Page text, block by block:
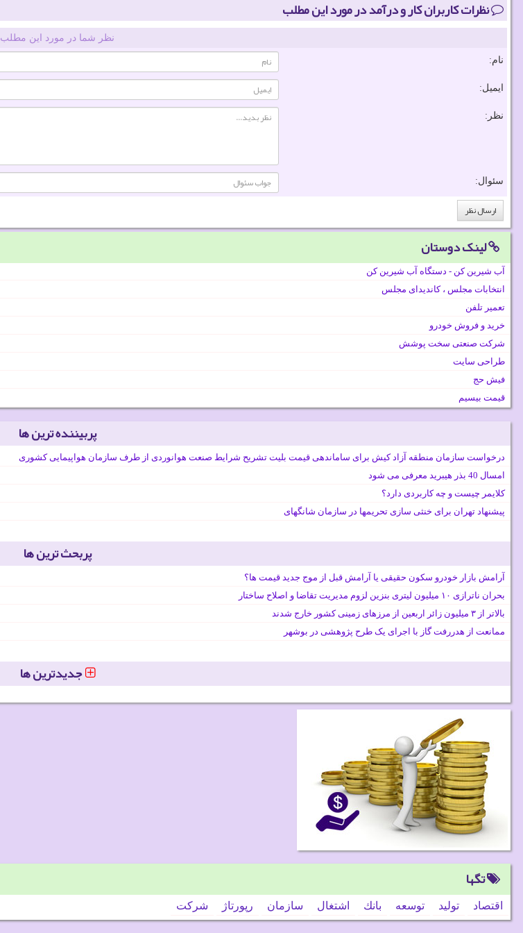
نظرات کاربران کار و درآمد در مورد این مطلب
نظر شما در مورد این مطلب
نام:
ایمیل:
نظر:
سئوال:
لینک دوستان
آب شیرین کن - دستگاه آب شیرین کن
انتخابات مجلس ، کاندیدای مجلس
تعمیر تلفن
خرید و فروش خودرو
شرکت صنعتی سخت پوشش
طراحی سایت
فیش حج
قیمت بیسیم
پربیننده ترین ها
درخواست سازمان منطقه آزاد کیش برای ساماندهی قیمت بلیت تشریح شرایط صنعت هوانوردی از طرف سازمان هواپیمایی کشوری
امسال 40 بذر هیبرید معرفی می شود
کلایمر چیست و چه کاربردی دارد؟
پیشنهاد تهران برای خنثی سازی تحریمها در سازمان شانگهای
پربحث ترین ها
آرامش بازار خودرو سکون حقیقی یا آرامش قبل از موج جدید قیمت ها؟
بحران ناترازی ۱۰ میلیون لیتری بنزین لزوم مدیریت تقاضا و اصلاح ساختار
بالاتر از ۳ میلیون زائر اربعین از مرزهای زمینی کشور خارج شدند
ممانعت از هدررفت گاز با اجرای یک طرح پژوهشی در بوشهر
جدیدترین ها
تگها
اقتصاد تولید توسعه بانك اشتغال سازمان رپورتاژ شركت